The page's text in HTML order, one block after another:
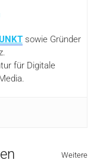
sowie Gründer
für Digitale
Weitere